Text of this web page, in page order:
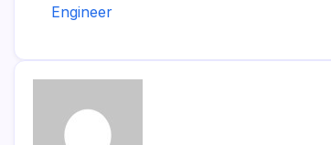
Engineer